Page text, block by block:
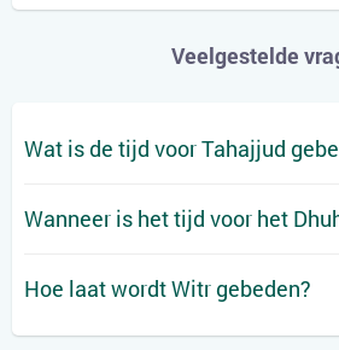
Veelgestelde
Wat is de tijd voor Tahajjud
Wanneer is het tijd voor het
Hoe laat wordt Witr gebeden?